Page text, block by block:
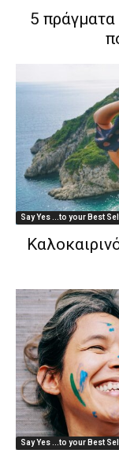
5 πράγματα
Say Yes ...to your Best
Say Yes ...to your Best